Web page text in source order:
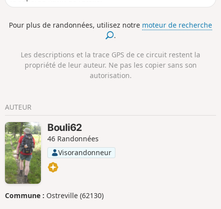
Pour plus de randonnées, utilisez notre moteur de recherche
.
Les descriptions et la trace GPS de ce circuit restent la
propriété de leur auteur. Ne pas les copier sans son
autorisation.
AUTEUR
Bouli62
46 Randonnées
Visorandonneur
Commune : Ostreville (62130)